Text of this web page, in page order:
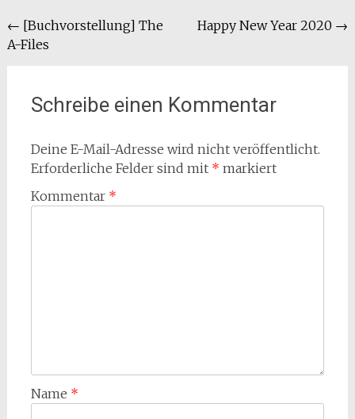
Beitragsnavigation
← [Buchvorstellung] The
A-Files
Happy New Year 2020 →
Schreibe einen Kommentar
Deine E-Mail-Adresse wird nicht veröffentlicht.
Erforderliche Felder sind mit * markiert
Kommentar *
Name *